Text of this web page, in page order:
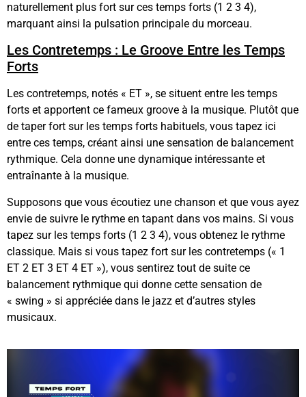
naturellement plus fort sur ces temps forts (1 2 3 4),
marquant ainsi la pulsation principale du morceau.
Les Contretemps : Le Groove Entre les Temps
Forts
Les contretemps, notés « ET », se situent entre les temps
forts et apportent ce fameux groove à la musique. Plutôt que
de taper fort sur les temps forts habituels, vous tapez ici
entre ces temps, créant ainsi une sensation de balancement
rythmique. Cela donne une dynamique intéressante et
entraînante à la musique.
Supposons que vous écoutiez une chanson et que vous ayez
envie de suivre le rythme en tapant dans vos mains. Si vous
tapez sur les temps forts (1 2 3 4), vous obtenez le rythme
classique. Mais si vous tapez fort sur les contretemps (« 1
ET 2 ET 3 ET 4 ET »), vous sentirez tout de suite ce
balancement rythmique qui donne cette sensation de
« swing » si appréciée dans le jazz et d’autres styles
musicaux.